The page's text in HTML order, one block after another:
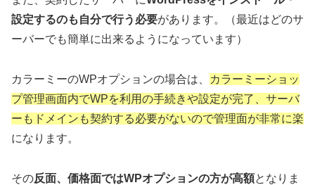
設定するのも自分で行う必要があります。（最近はどのサ
ーバーでも簡単に出来るようになっています）
カラーミーのWPオプションの場合は、
カラーミーショッ
プ管理画面内でWPを利用の手続きや設定が完了、サーバ
ーもドメインも契約する必要がないので管理面が非常に楽
になります。
その反面、価格面ではWPオプションの方が高額となりま